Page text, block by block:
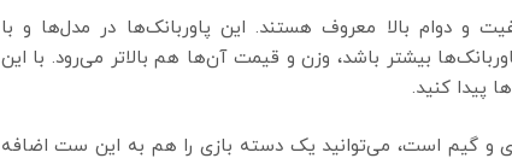
و دوام بالا معروف هستند. این پاوربانک‌ها در مدل‌ها و با
بیشتر باشد، وزن و قیمت آن‌ها هم بالاتر می‌رود. با این
پیدا کنید.
و گیم است، می‌توانید یک دسته بازی را هم به این ست اضافه